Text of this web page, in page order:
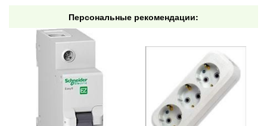
Персональные рекомендации: